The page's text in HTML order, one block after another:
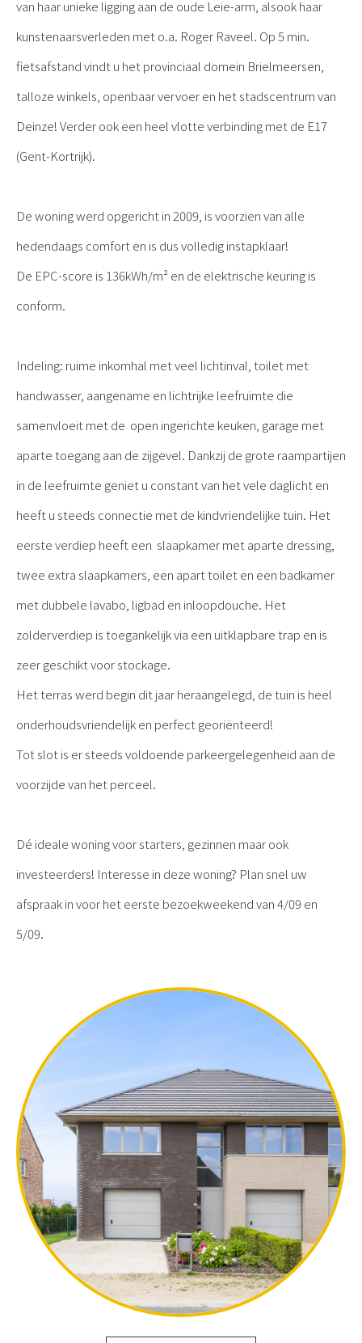
van haar unieke ligging aan de oude Leie-arm, alsook haar
kunstenaarsverleden met o.a. Roger Raveel. Op 5 min.
fietsafstand vindt u het provinciaal domein Brielmeersen,
talloze winkels, openbaar vervoer en het stadscentrum van
Deinze! Verder ook een heel vlotte verbinding met de E17
(Gent-Kortrijk).
De woning werd opgericht in 2009, is voorzien van alle
hedendaags comfort en is dus volledig instapklaar!
De EPC-score is 136kWh/m² en de elektrische keuring is
conform.
Indeling: ruime inkomhal met veel lichtinval, toilet met
handwasser, aangename en lichtrijke leefruimte die
samenvloeit met de open ingerichte keuken, garage met
aparte toegang aan de zijgevel. Dankzij de grote raampartijen
in de leefruimte geniet u constant van het vele daglicht en
heeft u steeds connectie met de kindvriendelijke tuin. Het
eerste verdiep heeft een slaapkamer met aparte dressing,
twee extra slaapkamers, een apart toilet en een badkamer
met dubbele lavabo, ligbad en inloopdouche. Het
zolderverdiep is toegankelijk via een uitklapbare trap en is
zeer geschikt voor stockage.
Het terras werd begin dit jaar heraangelegd, de tuin is heel
onderhoudsvriendelijk en perfect georiënteerd!
Tot slot is er steeds voldoende parkeergelegenheid aan de
voorzijde van het perceel.
Dé ideale woning voor starters, gezinnen maar ook
investeerders! Interesse in deze woning? Plan snel uw
afspraak in voor het eerste bezoekweekend van 4/09 en
5/09.